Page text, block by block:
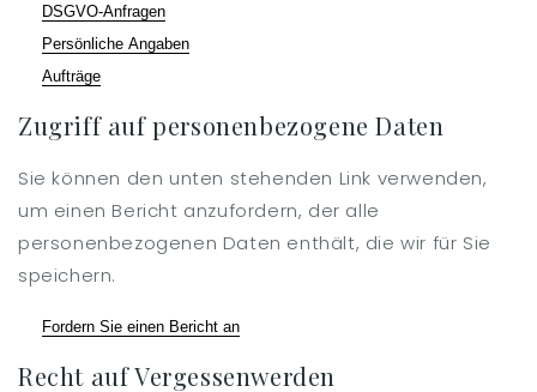
DSGVO-Anfragen
Persönliche Angaben
Aufträge
Zugriff auf personenbezogene Daten
Sie können den unten stehenden Link verwenden,
um einen Bericht anzufordern, der alle
personenbezogenen Daten enthält, die wir für Sie
speichern.
Fordern Sie einen Bericht an
Recht auf Vergessenwerden